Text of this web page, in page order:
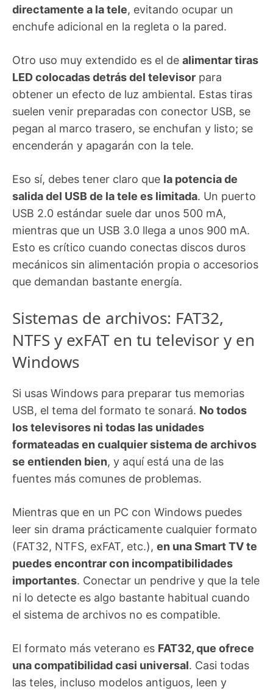
directamente a la tele, evitando ocupar un
enchufe adicional en la regleta o la pared.
Otro uso muy extendido es el de alimentar tiras
LED colocadas detrás del televisor para
obtener un efecto de luz ambiental. Estas tiras
suelen venir preparadas con conector USB, se
pegan al marco trasero, se enchufan y listo; se
encenderán y apagarán con la tele.
Eso sí, debes tener claro que la potencia de
salida del USB de la tele es limitada. Un puerto
USB 2.0 estándar suele dar unos 500 mA,
mientras que un USB 3.0 llega a unos 900 mA.
Esto es crítico cuando conectas discos duros
mecánicos sin alimentación propia o accesorios
que demandan bastante energía.
Sistemas de archivos: FAT32,
NTFS y exFAT en tu televisor y en
Windows
Si usas Windows para preparar tus memorias
USB, el tema del formato te sonará. No todos
los televisores ni todas las unidades
formateadas en cualquier sistema de archivos
se entienden bien, y aquí está una de las
fuentes más comunes de problemas.
Mientras que en un PC con Windows puedes
leer sin drama prácticamente cualquier formato
(FAT32, NTFS, exFAT, etc.), en una Smart TV te
puedes encontrar con incompatibilidades
importantes. Conectar un pendrive y que la tele
ni lo detecte es algo bastante habitual cuando
el sistema de archivos no es compatible.
El formato más veterano es FAT32, que ofrece
una compatibilidad casi universal. Casi todas
las teles, incluso modelos antiguos, leen y